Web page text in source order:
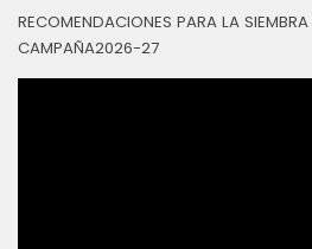
RECOMENDACIONES PARA LA
CAMPAÑA2026-27